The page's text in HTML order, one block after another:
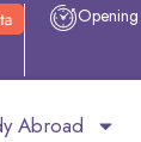
Abroad